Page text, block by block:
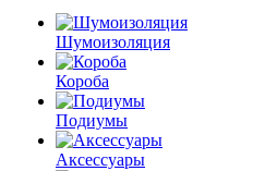
Шумоизоляция
Короба
Подиумы
Аксессуары